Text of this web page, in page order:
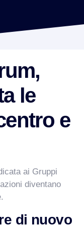
le
e
ai Gruppi
diventano
di nuovo